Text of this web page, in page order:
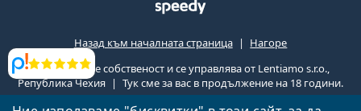
Прегледи
Назад към началната страница
Нагоре
Lentiamo.bg е собственост и се управлява от Lentiamo s.r.o.,
Република Чехия
Тук сме за вас в продължение на 18 години.